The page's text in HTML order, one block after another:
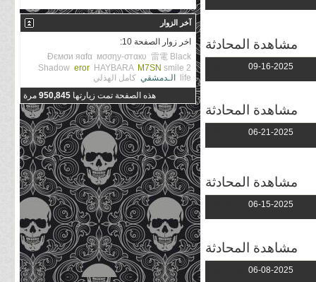
مشاهدة المحادثة
09-16-2025
مشاهدة المحادثة
06-21-2025
مشاهدة المحادثة
06-15-2025
مشاهدة المحادثة
06-08-2025
آخر الزوار
اخر زوار الصفحة 10:
Đємσи яαfα мσσηу-σтαкυ 雷電 Black
Shadow eror HAYBARA M7SN smile 2
life
الـدمشقي كامل الهذلي
هذه الصفحة تمت زيارتها 950,845 مرة